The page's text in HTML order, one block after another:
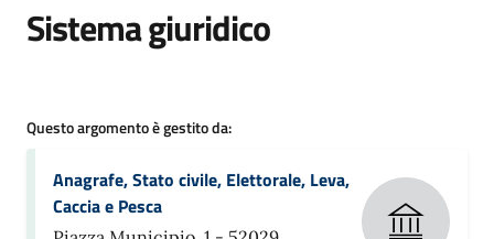
Sistema giuridico
Questo argomento è gestito da:
Anagrafe, Stato civile, Elettorale, Leva,
Caccia e Pesca